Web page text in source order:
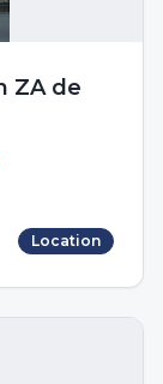
ZA de
Location